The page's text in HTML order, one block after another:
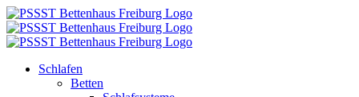
Zum
Inhalt
springen
Schlafen
Betten